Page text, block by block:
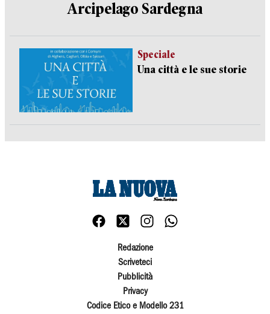
Arcipelago Sardegna
Speciale
Una città e le sue storie
Redazione
Scriveteci
Pubblicità
Privacy
Codice Etico e Modello 231